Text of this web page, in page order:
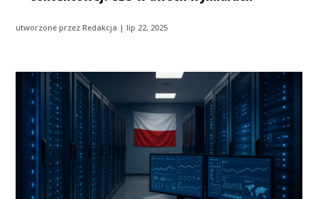
utworzone przezRedakcja |lip 22, 2025